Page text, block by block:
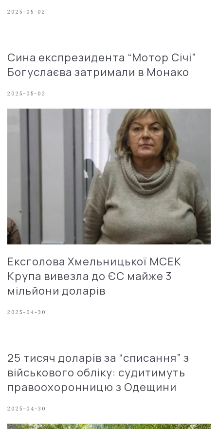
2025-05-02
Сина експрезидента “Мотор Січі”
Богуслаєва затримали в Монако
2025-05-02
Ексголова Хмельницької МСЕК
Крупа вивезла до ЄС майже 3
мільйони доларів
2025-04-30
25 тисяч доларів за “списання” з
військового обліку: судитимуть
правоохоронницю з Одещини
2025-04-30